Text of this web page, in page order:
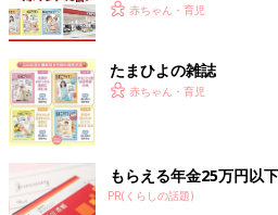
赤ちゃん・育児
たまひよの雑誌
赤ちゃん・育児
もらえる年金25万円以
PR(くらしの話題)